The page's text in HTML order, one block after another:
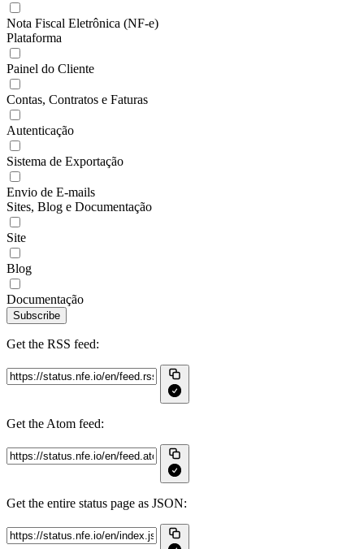
Nota Fiscal Eletrônica (NF-e)
Plataforma
Painel do Cliente
Contas, Contratos e Faturas
Autenticação
Sistema de Exportação
Envio de E-mails
Sites, Blog e Documentação
Site
Blog
Documentação
Subscribe
Get the RSS feed:
Get the Atom feed:
Get the entire status page as JSON: